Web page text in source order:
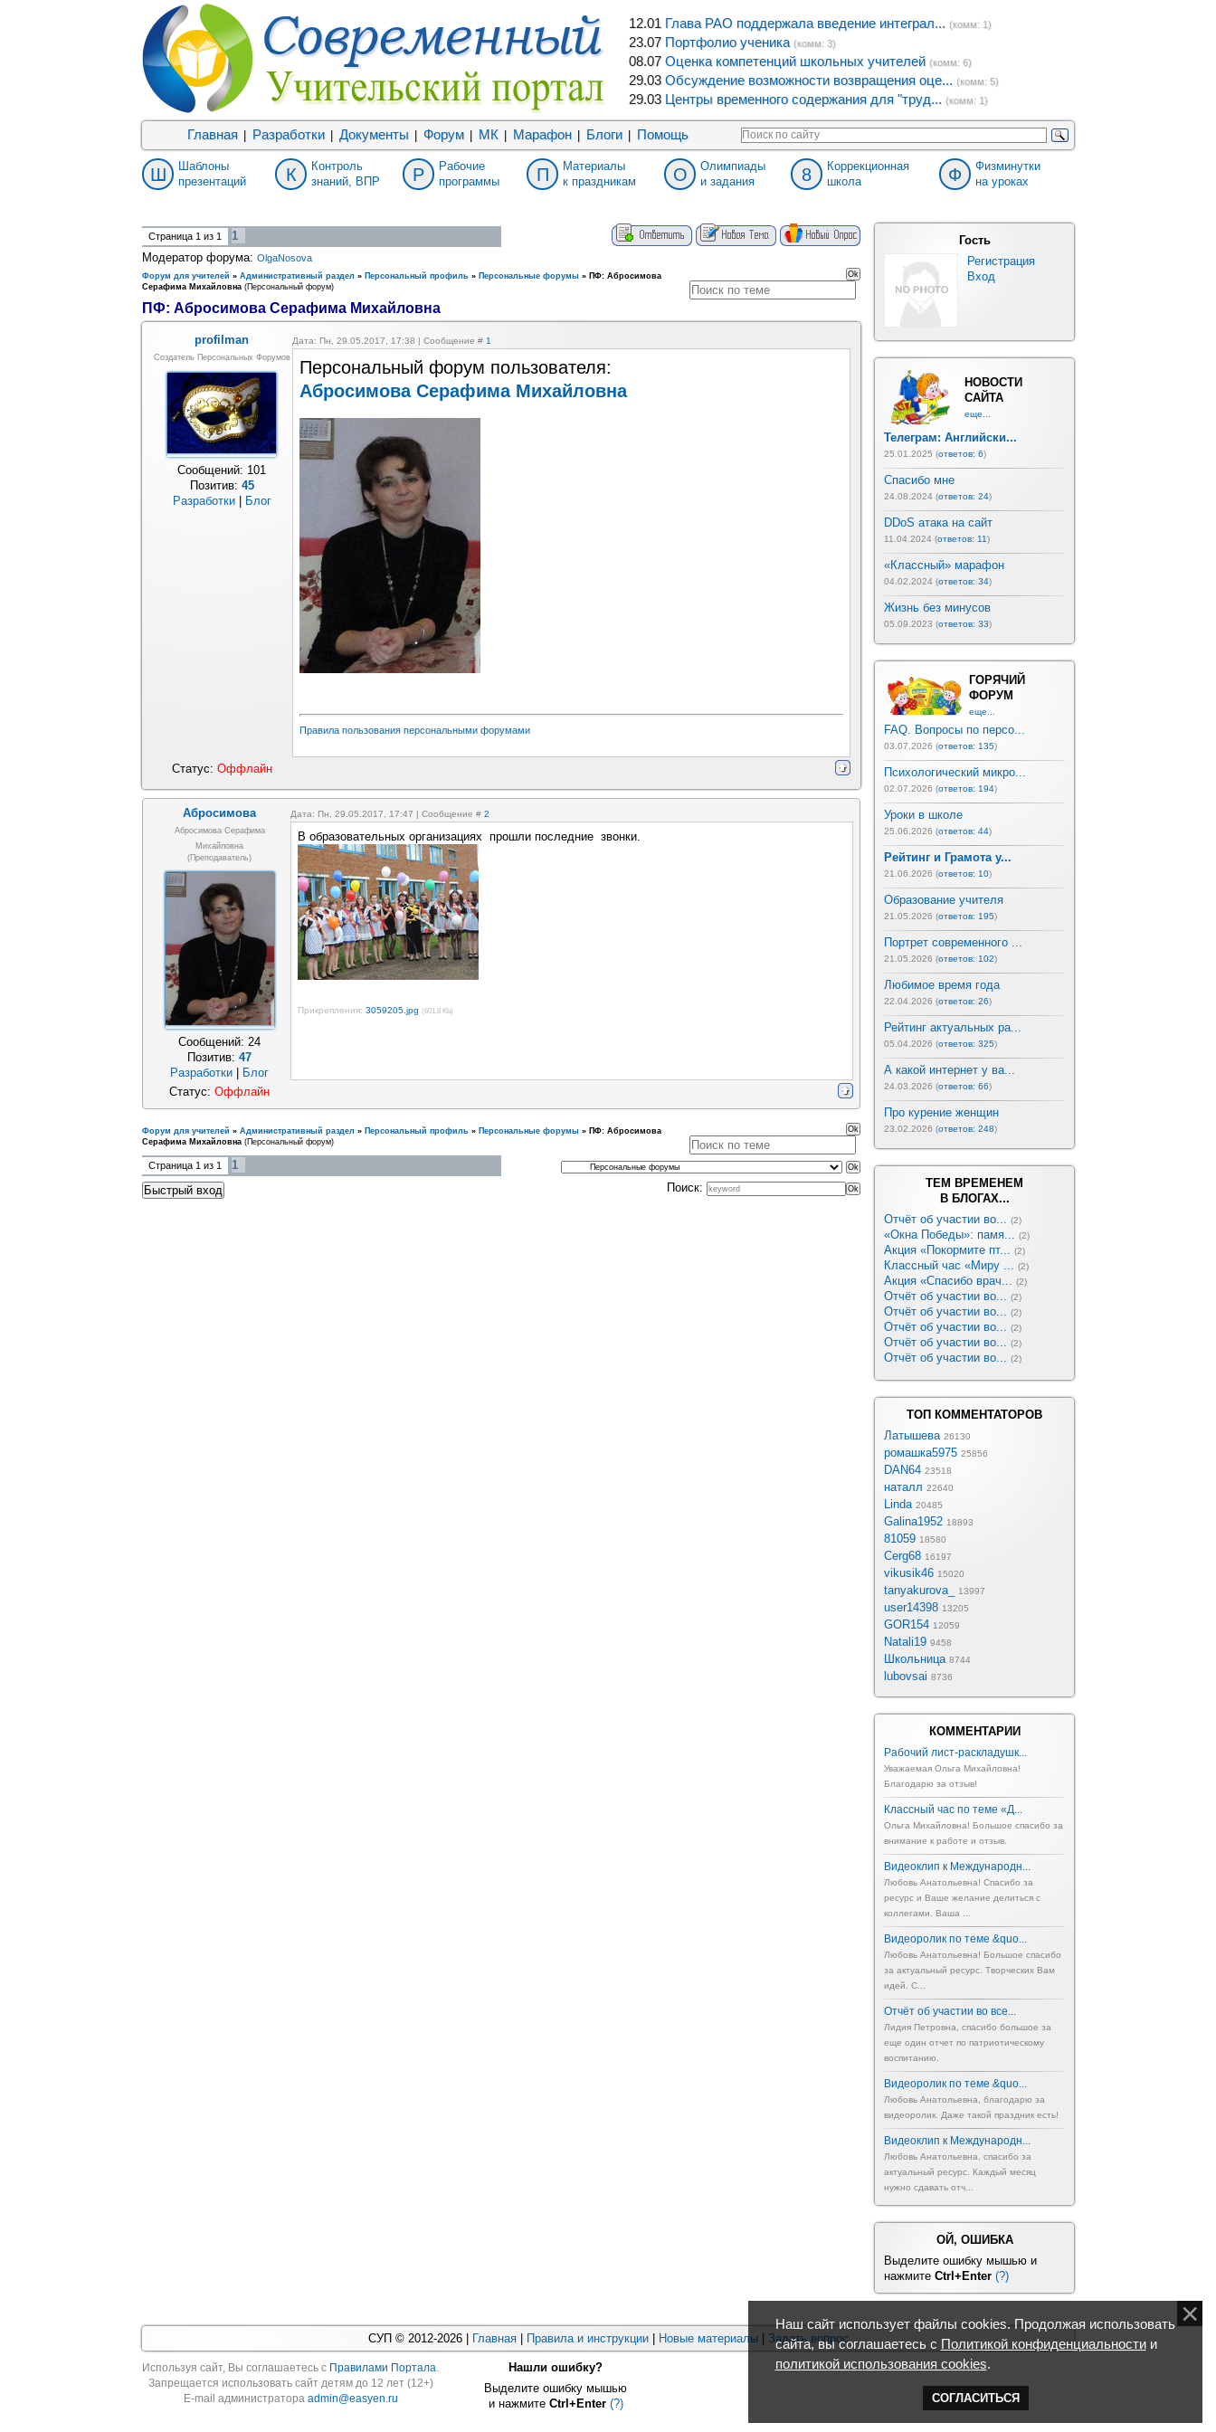
12.01 Глава РАО поддержала введение интеграл... (комм: 1)
23.07 Портфолио ученика (комм: 3)
08.07 Оценка компетенций школьных учителей (комм: 6)
29.03 Обсуждение возможности возвращения оце... (комм: 5)
29.03 Центры временного содержания для "труд... (комм: 1)
Главная Разработки Документы Форум МК Марафон Блоги Помощь
Ш
Шаблоны
презентаций
К
Контроль
знаний, ВПР
Р
Рабочие
программы
П
Материалы
к праздникам
О
Олимпиады
и задания
8
Коррекционная
школа
Ф
Физминутки
на уроках
Страница 1 из 1
1
Модератор форума: OlgaNosova
Форум для учителей » Административный раздел » Персональный профиль » Персональные форумы » ПФ: Абросимова
Серафима Михайловна (Персональный форум)
ПФ: Абросимова Серафима Михайловна
profilman Дата: Пн, 29.05.2017, 17:38 | Сообщение # 1
Создатель Персональных Форумов
Сообщений: 101
Позитив: 45
Разработки| Блог
Персональный форум пользователя:
Абросимова Серафима Михайловна
Правила пользования персональными форумами
Статус: Оффлайн
Абросимова Дата: Пн, 29.05.2017, 17:47 | Сообщение # 2
Абросимова Серафима
Михайловна
(преподаватель)
Сообщений: 24
Позитив: 47
Разработки
Блог
В образовательных организациях прошли последние звонки.
Прикрепления: 3059205.jpg (601.8 Kb)
Статус: Оффлайн
Форум для учителей » Административный раздел » Персональный профиль » Персональные форумы » ПФ: Абросимова
Серафима Михайловна (Персональный форум)
Страница 1 из 1
1
Поиск:
Гость
Регистрация
Вход
НОВОСТИ
САЙТА
еще...
Телеграм: Английски...
25.01.2025 (ответов: 6)
Спасибо мне
24.08.2024 (ответов: 24)
DDoS атака на сайт
11.04.2024 (ответов: 11)
«Классный» марафон
04.02.2024 (ответов: 34)
Жизнь без минусов
05.09.2023 (ответов: 33)
ГОРЯЧИЙ
ФОРУМ
еще...
FAQ. Вопросы по персо...
03.07.2026 (ответов: 135)
Психологический микро...
02.07.2026 (ответов: 194)
Уроки в школе
25.06.2026 (ответов: 44)
Рейтинг и Грамота у...
21.06.2026 (ответов: 10)
Образование учителя
21.05.2026 (ответов: 195)
Портрет современного ...
21.05.2026 (ответов: 102)
Любимое время года
22.04.2026 (ответов: 26)
Рейтинг актуальных ра...
05.04.2026 (ответов: 325)
А какой интернет у ва...
24.03.2026 (ответов: 66)
Про курение женщин
23.02.2026 (ответов: 248)
ТЕМ ВРЕМЕНЕМ
В БЛОГАХ...
Отчёт об участии во... (2)
«Окна Победы»: памя... (2)
Акция «Покормите пт... (2)
Классный час «Миру ... (2)
Акция «Спасибо врач... (2)
Отчёт об участии во... (2)
Отчёт об участии во... (2)
Отчёт об участии во... (2)
Отчёт об участии во... (2)
Отчёт об участии во... (2)
ТОП КОММЕНТАТОРОВ
Латышева 26130
ромашка5975 25856
DAN64 23518
наталл 22640
Linda 20485
Galina1952 18893
81059 18580
Cerg68 16197
vikusik46 15020
tanyakurova_ 13997
user14398 13205
GOR154 12059
Natali19 9458
Школьница 8744
lubovsai 8736
КОММЕНТАРИИ
Рабочий лист-раскладушк...
Уважаемая Ольга Михайловна!
Благодарю за отзыв!
Классный час по теме «Д...
Ольга Михайловна! Большое спасибо за
внимание к работе и отзыв.
Видеоклип к Международн...
Любовь Анатольевна! Спасибо за
ресурс и Ваше желание делиться с
коллегами. Ваша ...
Видеоролик по теме &quo...
Любовь Анатольевна! Большое спасибо
за актуальный ресурс. Творческих Вам
идей. С...
Отчёт об участии во все...
Лидия Петровна, спасибо большое за
еще один отчет по патриотическому
воспитанию.
Видеоролик по теме &quo...
Любовь Анатольевна, благодарю за
видеоролик. Даже такой праздник есть!
Видеоклип к Международн...
Любовь Анатольевна, спасибо за
актуальный ресурс. Каждый месяц
нужно сдавать отч...
ОЙ, ОШИБКА
Выделите ошибку мышью и
нажмите Ctrl+Enter (?)
СУП © 2012-2026 | Главная| Правила и инструкции| Новые материалы| Задать вопрос
Используя cайт, Вы соглашаетесь с Правилами Портала.
Запрещается использовать сайт детям до 12 лет (12+)
E-mail администратора admin@easyen.ru
Нашли ошибку?
Выделите ошибку мышью
и нажмите Ctrl+Enter (?)
Наш сайт использует файлы cookies. Продолжая использовать
сайта, вы соглашаетесь с Политикой конфиденциальностии
политикой использования cookies.
СОГЛАСИТЬСЯ